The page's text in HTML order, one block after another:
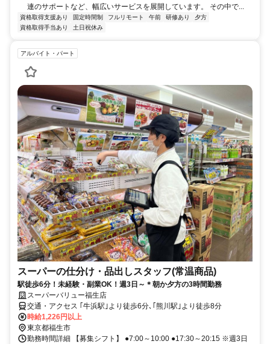
連のサポートなど、幅広いサービスを展開しています。 その中で...
資格取得支援あり 固定時間制 フルリモート 午前 研修あり
夕方
資格取得手当あり
土日祝休み
アルバイト・パート
スーパーの仕分け・品出しスタッフ(常温商品)
駅徒歩6分！未経験・副業OK！週3日～＊朝か夕方の3時間勤務
スーパーバリュー福生店
交通・アクセス ｢牛浜駅｣より徒歩6分､｢熊川駅｣より徒歩8分
時給1,226円以上
東京都福生市
勤務時間詳細 【募集シフト】 ●7:00～10:00 ●17:30～20:15 ※週3日